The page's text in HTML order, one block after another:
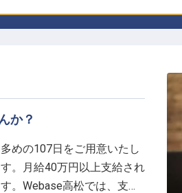
か？
めの107日をご用意いたし
。月給40万円以上支給され
。Webase高松では、支配